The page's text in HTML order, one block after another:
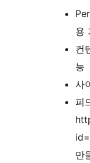
용
컨
능
사
피
만